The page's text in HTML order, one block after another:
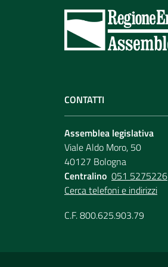
CONTATTI
Assemblea legislativa
Viale Aldo Moro, 50
40127 Bologna
Centralino 051 5275226
Cerca telefoni e indirizzi
C.F. 800.625.903.79